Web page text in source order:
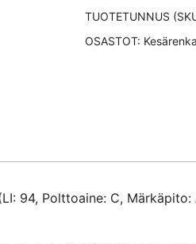
225/50-
määrä
TUOTETUNNUS
OSASTOT:
94, Polttoaine: C, Märkäpito: